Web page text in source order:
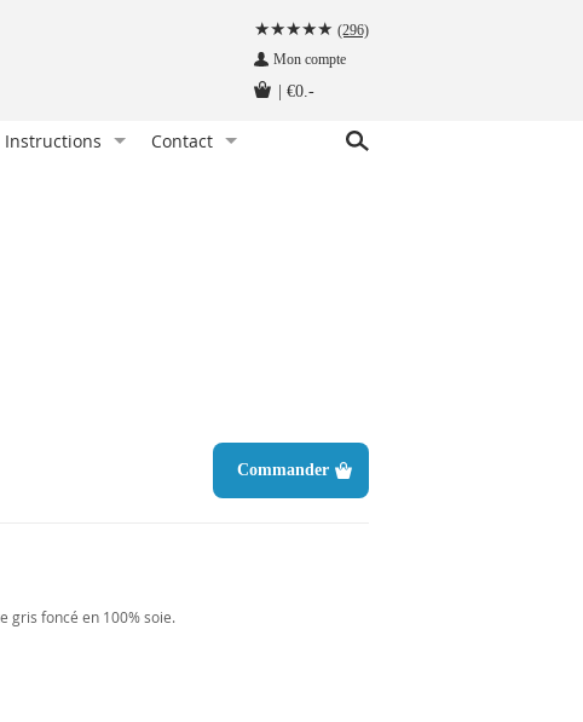
(296)
Mon compte
€0.-
Instructions
Contact
Commander
gris foncé en 100% soie.